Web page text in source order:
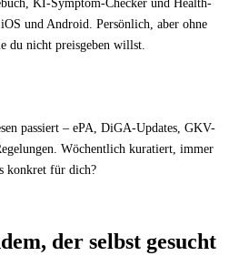
KI-Symptom-Checker und Health-
und Android. Persönlich, aber ohne
du nicht preisgeben willst.
passiert – ePA, DiGA-Updates, GKV-
Wöchentlich kuratiert, immer
konkret für dich?
der selbst gesucht